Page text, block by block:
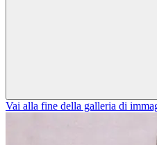
Vai alla fine della galleria di